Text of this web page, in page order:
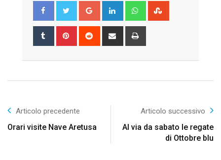
Google+ LinkedIn Whatsapp
Tumblr Pinterest Reddit
Share
Articolo precedente
Orari visite Nave Aretusa
Articolo successivo
Al via da sabato le regate
di Ottobre blu